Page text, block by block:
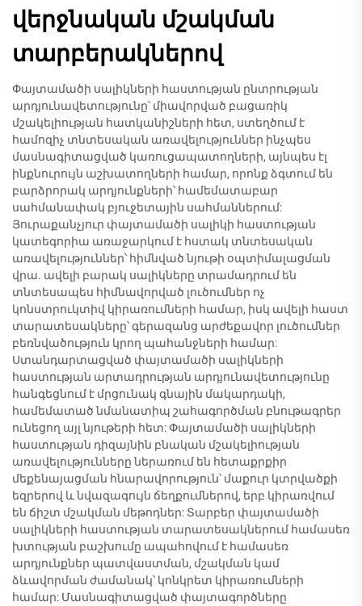
վերջնական մշակման
տարբերակներով
Փայտամածի սալիկների հաստության ընտրության
արդյունավետությունը՝ միավորված բացառիկ
մշակելիության հատկանիշների հետ, ստեղծում է
համոզիչ տնտեսական առավելություններ ինչպես
մասնագիտացված կառուցապատողների, այնպես էլ
ինքնուրույն աշխատողների համար, որոնք ձգտում են
բարձրորակ արդյունքների՝ համեմատաբար
սահմանափակ բյուջետային սահմաններում:
Յուրաքանչյուր փայտամածի սալիկի հաստության
կատեգորիա առաջարկում է հստակ տնտեսական
առավելություններ՝ հիմնված նյութի օպտիմալացման
վրա. ավելի բարակ սալիկները տրամադրում են
տնտեսապես հիմնավորված լուծումներ ոչ
կոնստրուկտիվ կիրառումների համար, իսկ ավելի հաստ
տարատեսակները՝ գերազանց արժեքավոր լուծումներ
բեռնվածություն կրող պահանջների համար:
Ստանդարտացված փայտամածի սալիկների
հաստության արտադրության արդյունավետությունը
հանգեցնում է մրցունակ գնային մակարդակի,
համեմատած նմանատիպ շահագործման բնութագրեր
ունեցող այլ նյութերի հետ: Փայտամածի սալիկների
հաստության դիզայնին բնական մշակելիության
առավելությունները ներառում են հետաքրքիր
մեքենայացման հնարավորություն՝ մաքուր կտրվածքի
եզրերով և նվազագույն ճեղքումներով, երբ կիրառվում
են ճիշտ մշակման մեթոդներ: Տարբեր փայտամածի
սալիկների հաստության տարատեսակներում համասեռ
խտության բաշխումը ապահովում է համասեռ
արդյունքներ պատվաստման, մշակման կամ
ձևավորման ժամանակ՝ կոնկրետ կիրառումների
համար: Մասնագիտացված փայտագործները